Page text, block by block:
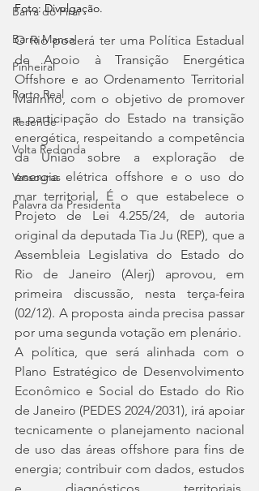
Barra do Piraí
Barra Mansa
Pinheiral
Porto Real
Resende
Volta Redonda
Vassouras
Palavra da Presidenta
Foto: Divulgação.
O Rio poderá ter uma Política Estadual
de Apoio à Transição Energética
Offshore e ao Ordenamento Territorial
Marinho, com o objetivo de promover
a participação do Estado na transição
energética, respeitando a competência
da União sobre a exploração de
energia elétrica offshore e o uso do
mar territorial. É o que estabelece o
Projeto de Lei 4.255/24, de autoria
original da deputada Tia Ju (REP), que a
Assembleia Legislativa do Estado do
Rio de Janeiro (Alerj) aprovou, em
primeira discussão, nesta terça-feira
(02/12). A proposta ainda precisa passar
por uma segunda votação em plenário.
A política, que será alinhada com o
Plano Estratégico de Desenvolvimento
Econômico e Social do Estado do Rio
de Janeiro (PEDES 2024/2031), irá apoiar
tecnicamente o planejamento nacional
de uso das áreas offshore para fins de
energia; contribuir com dados, estudos